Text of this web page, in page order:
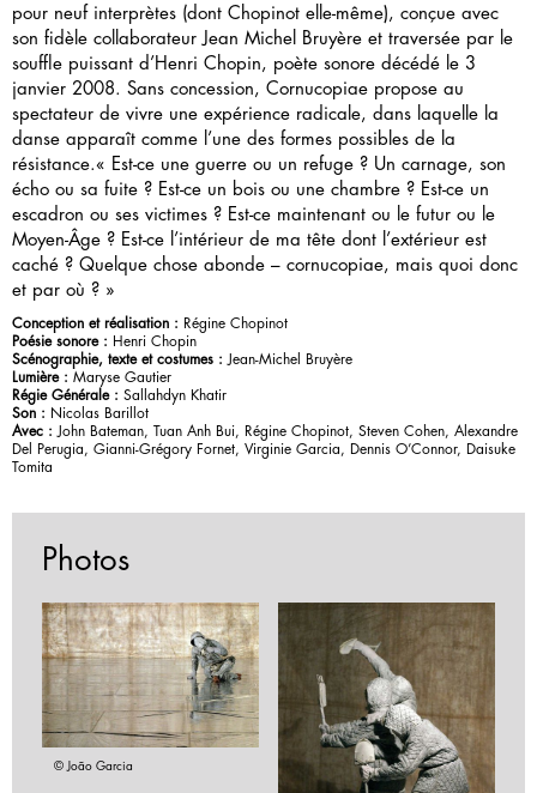
pour neuf interprètes (dont Chopinot elle-même), conçue avec
son fidèle collaborateur Jean Michel Bruyère et traversée par le
souffle puissant d’Henri Chopin, poète sonore décédé le 3
janvier 2008. Sans concession, Cornucopiae propose au
spectateur de vivre une expérience radicale, dans laquelle la
danse apparaît comme l’une des formes possibles de la
résistance.« Est-ce une guerre ou un refuge ? Un carnage, son
écho ou sa fuite ? Est-ce un bois ou une chambre ? Est-ce un
escadron ou ses victimes ? Est-ce maintenant ou le futur ou le
Moyen-Âge ? Est-ce l’intérieur de ma tête dont l’extérieur est
caché ? Quelque chose abonde – cornucopiae, mais quoi donc
et par où ? »
Conception et réalisation : Régine Chopinot
Poésie sonore : Henri Chopin
Scénographie, texte et costumes : Jean-Michel Bruyère
Lumière : Maryse Gautier
Régie Générale : Sallahdyn Khatir
Son : Nicolas Barillot
Avec : John Bateman, Tuan Anh Bui, Régine Chopinot, Steven Cohen, Alexandre
Del Perugia, Gianni-Grégory Fornet, Virginie Garcia, Dennis O’Connor, Daisuke
Tomita
Photos
© João Garcia